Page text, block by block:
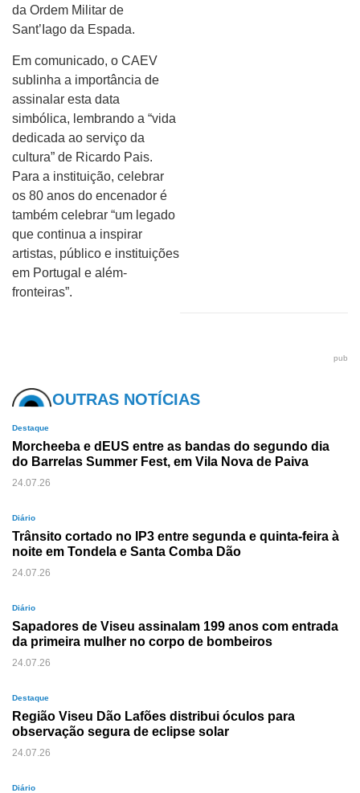
da Ordem Militar de
Sant’Iago da Espada.
Em comunicado, o CAEV
sublinha a importância de
assinalar esta data
simbólica, lembrando a “vida
dedicada ao serviço da
cultura” de Ricardo Pais.
Para a instituição, celebrar
os 80 anos do encenador é
também celebrar “um legado
que continua a inspirar
artistas, público e instituições
em Portugal e além-
fronteiras”.
pub
OUTRAS NOTÍCIAS
Destaque
Morcheeba e dEUS entre as bandas do segundo dia
do Barrelas Summer Fest, em Vila Nova de Paiva
24.07.26
Diário
Trânsito cortado no IP3 entre segunda e quinta-feira à
noite em Tondela e Santa Comba Dão
24.07.26
Diário
Sapadores de Viseu assinalam 199 anos com entrada
da primeira mulher no corpo de bombeiros
24.07.26
Destaque
Região Viseu Dão Lafões distribui óculos para
observação segura de eclipse solar
24.07.26
Diário